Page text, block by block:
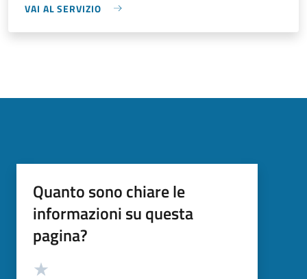
VAI AL SERVIZIO
Quanto sono chiare le
informazioni su questa
pagina?
Valutazione